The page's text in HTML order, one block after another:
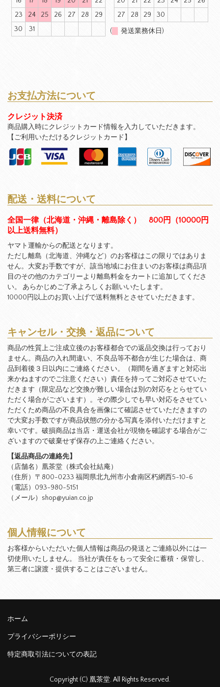
23
24 25 26 27 28
29
30
31
27
28 29 30
( 発送業務休日)
お支払方法について
クレジット決済
商品購入時にクレジットカード情報を入力していただきます。
【ご利用いただけるクレジットカード】
配送・送料について
全国一律（北海道・沖縄・離島除く） 800円（10000円
以上送料無料）
ヤマト運輸からの配送となります。
ただし離島（北海道、沖縄など）のお客様はこの限りではありま
せん。大変お手数ですが、該当地域にお住まいのお客様は商品項
目のその他のカテゴリーより離島料金をカートに追加してくださ
い。 あらかじめご了承よろしくお願いいたします。
10000円以上のお買い上げで送料無料とさせていただきます。
キャンセル・交換・返品について
商品の性質上ご注成立後のお客様都合での返品交換は行っており
ません。商品の入れ間違い、不良品等不都合が生じた場合は、商
品到着後３日以内にご連絡ください。（期間を過ぎますと対応出
来かねますのでご注意ください）責任を持ってご対応させていた
だきます（限定品など交換が難しい場合は別の対応をとらせてい
ただく場合がございます）。その際少しでも早い対応をさせてい
ただくため商品の不良具合を画像にて確認させていただきますの
で大変お手数ですが商品状態の分かる写真を添付いただけますと
幸いです。破損商品は当店・運送会社が現物を確認する場合がご
ざいますので破棄せず保存の上ご連絡ください。
【返品商品の連絡先】
（店舗名）凰茶堂（株式会社結庵）
（住所）〒800-0233 福岡県北九州市小倉南区朽網西5-10-6
（電話）093-980-5151
（メール）shop@yuian.co.jp
個人情報について
お客様からいただいた個人情報は商品の発送とご連絡以外には一
切使用いたしません。 当社が責任をもって安全に蓄積・保管し、
第三者に譲渡・提供することはございません。
ホーム
プライバシーポリシー
特定商取引法についての表記
Copyright (C) 凰茶堂. All Rights Reserved.